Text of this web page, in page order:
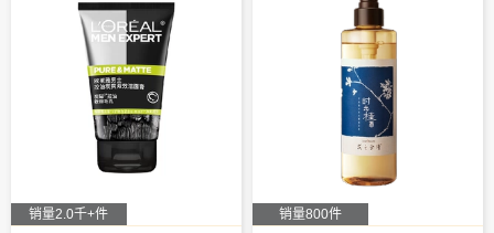
销量2.0千+件
销量800件